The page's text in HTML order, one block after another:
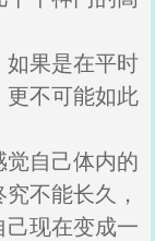
如果是在平时
更不可能如此
觉自己体内的
不能长久，
现在变成一